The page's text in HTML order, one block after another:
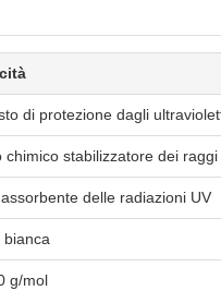
di protezione dagli
chimico stabilizzatore dei raggi
delle radiazioni UV
bianca
g/mol